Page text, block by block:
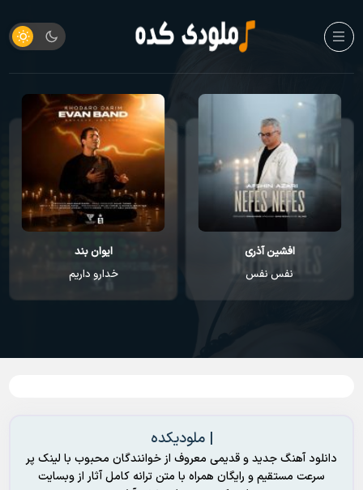
افشین آذری
نفس نفس
ایوان بند
خدارو داریم
| ملودیکده
دانلود آهنگ جدید و قدیمی معروف از خوانندگان محبوب با لینک پر
سرعت مستقیم و رایگان همراه با متن ترانه کامل آثار از وبسایت